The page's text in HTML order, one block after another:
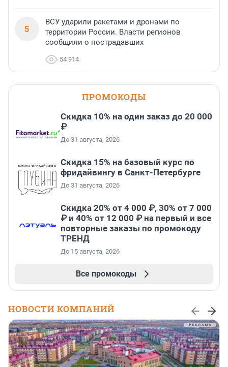
5
ВСУ ударили ракетами и дронами по
территории России. Власти регионов
сообщили о пострадавших
54 914
ПРОМОКОДЫ
Скидка 10% на один заказ до 20 000
₽
До 31 августа, 2026
Скидка 15% на базовый курс по
фридайвингу в Санкт-Петербурге
До 31 августа, 2026
Скидка 20% от 4 000 ₽, 30% от 7 000
₽ и 40% от 12 000 ₽ на первый и все
повторные заказы по промокоду
ТРЕНД
До 15 августа, 2026
Все промокоды
НОВОСТИ КОМПАНИЙ